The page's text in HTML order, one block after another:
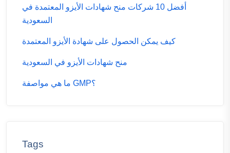
أفضل 10 شركات منح شهادات الأيزو المعتمدة في
السعودية
كيف يمكن الحصول على شهادة الأيزو المعتمدة
منح شهادات الأيزو في السعودية
ما هي مواصفة GMP؟
Tags